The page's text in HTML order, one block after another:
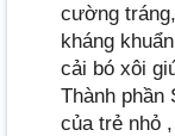
cường
kháng
cải bó xôi
Thành phần
của trẻ nhỏ